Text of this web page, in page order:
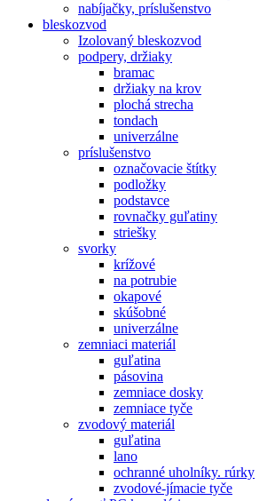
nabíjačky, príslušenstvo
bleskozvod
Izolovaný bleskozvod
podpery, držiaky
bramac
držiaky na krov
plochá strecha
tondach
univerzálne
príslušenstvo
označovacie štítky
podložky
podstavce
rovnačky guľatiny
striešky
svorky
krížové
na potrubie
okapové
skúšobné
univerzálne
zemniaci materiál
guľatina
pásovina
zemniace dosky
zemniace tyče
zvodový materiál
guľatina
lano
ochranné uholníky. rúrky
zvodové-jímacie tyče